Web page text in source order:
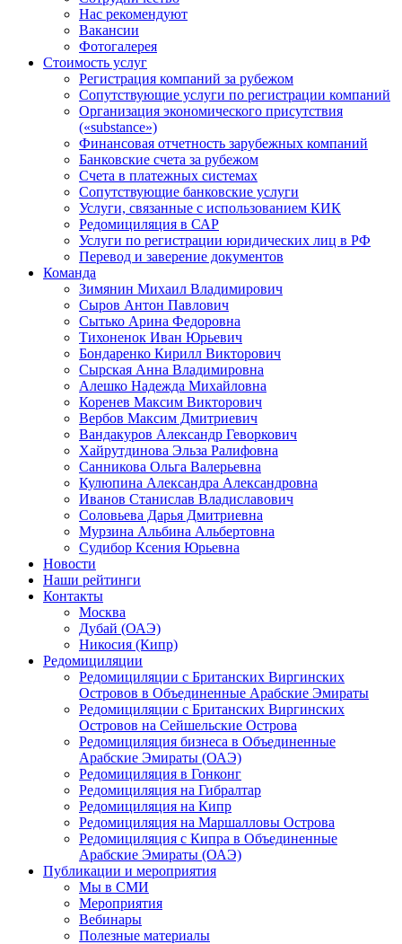
Нас рекомендуют
Вакансии
Фотогалерея
Стоимость услуг
Регистрация компаний за рубежом
Сопутствующие услуги по регистрации компаний
Организация экономического присутствия
(«substance»)
Финансовая отчетность зарубежных компаний
Банковские счета за рубежом
Счета в платежных системах
Сопутствующие банковские услуги
Услуги, связанные с использованием КИК
Редомициляция в САР
Услуги по регистрации юридических лиц в РФ
Перевод и заверение документов
Команда
Зимянин Михаил Владимирович
Сыров Антон Павлович
Сытько Арина Федоровна
Тихоненок Иван Юрьевич
Бондаренко Кирилл Викторович
Сырская Анна Владимировна
Алешко Надежда Михайловна
Коренев Максим Викторович
Вербов Максим Дмитриевич
Вандакуров Александр Геворкович
Хайрутдинова Эльза Ралифовна
Санникова Ольга Валерьевна
Кулюпина Александра Александровна
Иванов Станислав Владиславович
Соловьева Дарья Дмитриевна
Мурзина Альбина Альбертовна
Судибор Ксения Юрьевна
Новости
Наши рейтинги
Контакты
Москва
Дубай (ОАЭ)
Никосия (Кипр)
Редомициляции
Редомициляции с Британских Виргинских
Островов в Объединенные Арабские Эмираты
Редомициляции с Британских Виргинских
Островов на Сейшельские Острова
Редомициляция бизнеса в Объединенные
Арабские Эмираты (ОАЭ)
Редомициляция в Гонконг
Редомициляция на Гибралтар
Редомициляция на Кипр
Редомициляция на Маршалловы Острова
Редомициляция с Кипра в Объединенные
Арабские Эмираты (ОАЭ)
Публикации и мероприятия
Мы в СМИ
Мероприятия
Вебинары
Полезные материалы